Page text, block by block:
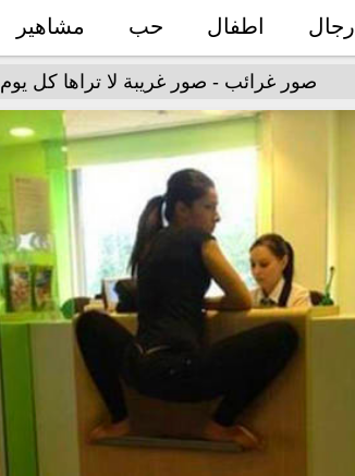
رجال اطفال حب مشاهير
صور غرائب - صور غريبة لا تراها كل يوم